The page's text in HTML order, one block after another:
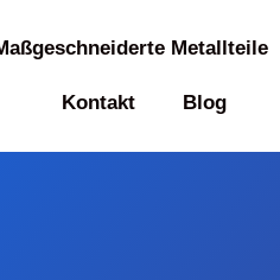
Metallteile
Kontakt Blog